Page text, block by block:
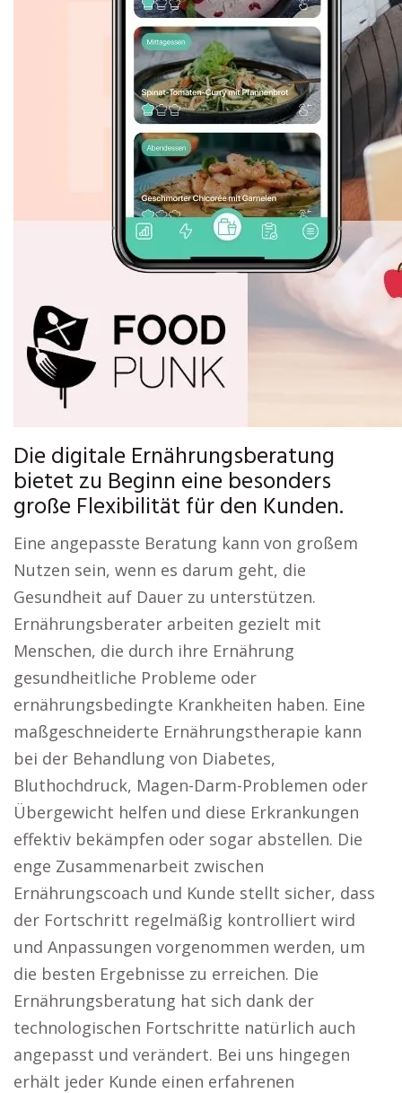
Die digitale Ernährungsberatung
bietet zu Beginn eine besonders
große Flexibilität für den Kunden.
Eine angepasste Beratung kann von großem
Nutzen sein, wenn es darum geht, die
Gesundheit auf Dauer zu unterstützen.
Ernährungsberater arbeiten gezielt mit
Menschen, die durch ihre Ernährung
gesundheitliche Probleme oder
ernährungsbedingte Krankheiten haben. Eine
maßgeschneiderte Ernährungstherapie kann
bei der Behandlung von Diabetes,
Bluthochdruck, Magen-Darm-Problemen oder
Übergewicht helfen und diese Erkrankungen
effektiv bekämpfen oder sogar abstellen. Die
enge Zusammenarbeit zwischen
Ernährungscoach und Kunde stellt sicher, dass
der Fortschritt regelmäßig kontrolliert wird
und Anpassungen vorgenommen werden, um
die besten Ergebnisse zu erreichen. Die
Ernährungsberatung hat sich dank der
technologischen Fortschritte natürlich auch
angepasst und verändert. Bei uns hingegen
erhält jeder Kunde einen erfahrenen